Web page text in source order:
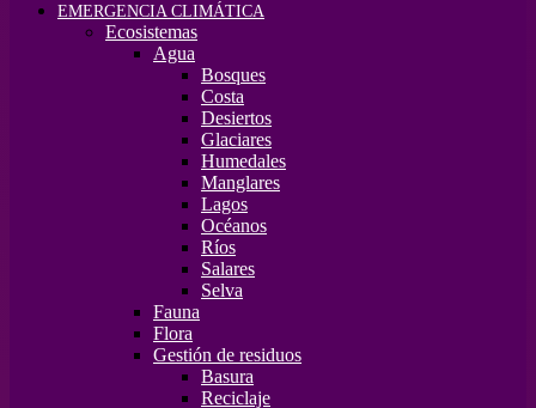
EMERGENCIA CLIMÁTICA
Ecosistemas
Agua
Bosques
Costa
Desiertos
Glaciares
Humedales
Manglares
Lagos
Océanos
Ríos
Salares
Selva
Fauna
Flora
Gestión de residuos
Basura
Reciclaje